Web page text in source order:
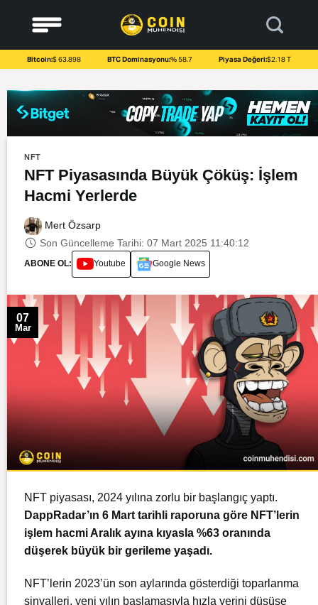
content
Bitcoin:$ 63.898 BTC Dominasyonu:% 58.7 Piyasa Değeri:$2.18 T
NFT
NFT Piyasasında Büyük Çöküş: İşlem
Hacmi Yerlerde
Mert Özsarp
Son Güncelleme Tarihi: 07 Mart 2025 11:40:12
ABONE OL: Youtube Google News
07
Mar
NFT piyasası, 2024 yılına zorlu bir başlangıç yaptı.
DappRadar’ın 6 Mart tarihli raporuna göre NFT’lerin
işlem hacmi Aralık ayına kıyasla %63 oranında
düşerek büyük bir gerileme yaşadı.
NFT’lerin 2023’ün son aylarında gösterdiği toparlanma
sinyalleri, yeni yılın başlamasıyla hızla yerini düşüşe